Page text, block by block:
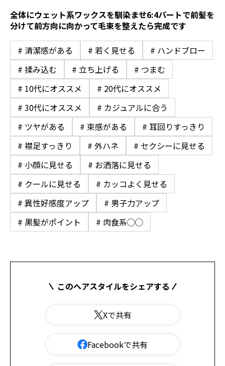
全体にウェット系ワックスを馴染ませ6:4パートで前髪を
分けて前方向に向かって毛束を整えたら完成です
# 清潔感がある # 若く見せる
# ハンドブロー
# 揉み込む
# 立ち上げる
# つまむ
# 10代にオススメ
# 20代にオススメ
# 30代にオススメ
# カジュアルに合う
# ツヤがある
# 束感がある
# 耳回りすっきり
# 襟足すっきり
# 外ハネ
# セクシーに見せる
# 小顔に見せる
# お洒落に見せる
# クールに見せる
# カッコよく見せる
# 異性好感度アップ
# 男子力アップ
# 黒髪がポイント
# 肉食系◯◯
このヘアスタイルをシェアする
Xで共有
Facebookで共有